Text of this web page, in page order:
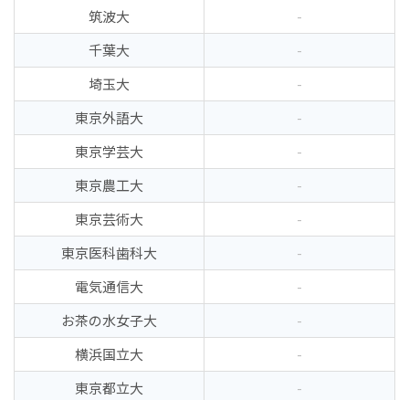
筑波大
-
千葉大
-
埼玉大
-
東京外語大
-
東京学芸大
-
東京農工大
-
東京芸術大
-
東京医科歯科大
-
電気通信大
-
お茶の水女子大
-
横浜国立大
-
東京都立大
-